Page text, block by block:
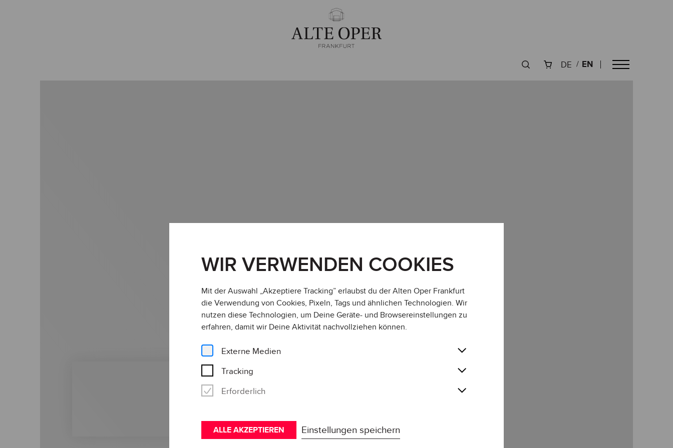
WIR VERWENDEN COOKIES
Mit der Auswahl „Akzeptiere Tracking” erlaubst du der Alten Oper Frankfurt
die Verwendung von Cookies, Pixeln, Tags und ähnlichen Technologien. Wir
nutzen diese Technologien, um Deine Geräte- und Browsereinstellungen zu
erfahren, damit wir Deine Aktivität nachvollziehen können.
Externe Medien
Tracking
Erforderlich
ALLE AKZEPTIEREN Einstellungen speichern
DE EN